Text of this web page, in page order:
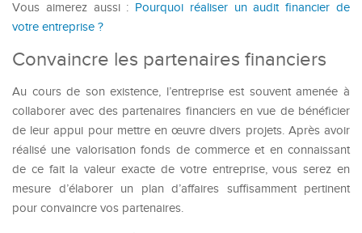
Vous aimerez aussi : Pourquoi réaliser un audit financier de
votre entreprise ?
Convaincre les partenaires financiers
Au cours de son existence, l’entreprise est souvent amenée à
collaborer avec des partenaires financiers en vue de bénéficier
de leur appui pour mettre en œuvre divers projets. Après avoir
réalisé une valorisation fonds de commerce et en connaissant
de ce fait la valeur exacte de votre entreprise, vous serez en
mesure d’élaborer un plan d’affaires suffisamment pertinent
pour convaincre vos partenaires.